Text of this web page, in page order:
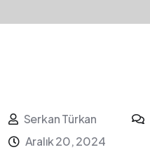
Serkan Türkan
Aralık 20, 2024